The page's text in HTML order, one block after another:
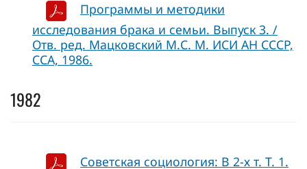
Программы и методики
исследования брака и семьи. Выпуск 3. /
Отв. ред. Мацковский М.С. М. ИСИ АН СССР,
ССА, 1986.
1982
Советская социология: В 2-х т. Т. 1.